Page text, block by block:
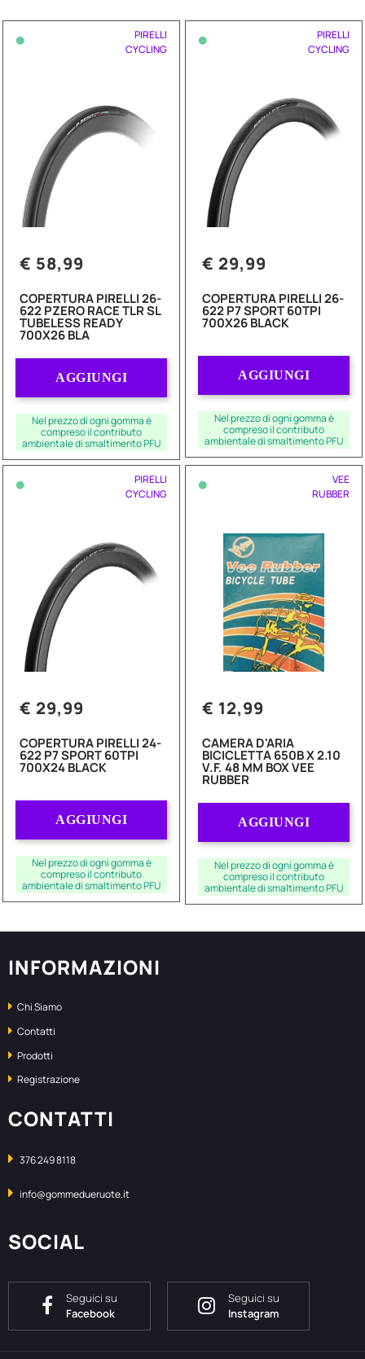
•
PIRELLI
CYCLING
€ 58,99
COPERTURA PIRELLI 26-
622 PZERO RACE TLR SL
TUBELESS READY
700X26 BLA
AGGIUNGI
Nel prezzo di ogni gomma è
compreso il contributo
ambientale di smaltimento PFU
•
PIRELLI
CYCLING
€ 29,99
COPERTURA PIRELLI 26-
622 P7 SPORT 60TPI
700X26 BLACK
AGGIUNGI
Nel prezzo di ogni gomma è
compreso il contributo
ambientale di smaltimento PFU
•
PIRELLI
CYCLING
€ 29,99
COPERTURA PIRELLI 24-
622 P7 SPORT 60TPI
700X24 BLACK
AGGIUNGI
Nel prezzo di ogni gomma è
compreso il contributo
ambientale di smaltimento PFU
•
VEE
RUBBER
€ 12,99
CAMERA D'ARIA
BICICLETTA 650B X 2.10
V.F. 48 MM BOX VEE
RUBBER
AGGIUNGI
Nel prezzo di ogni gomma è
compreso il contributo
ambientale di smaltimento PFU
INFORMAZIONI
Chi Siamo
Contatti
Prodotti
Registrazione
CONTATTI
376 249 8118
info@gommedueruote.it
SOCIAL
Seguici su
Facebook
Seguici su
Instagram